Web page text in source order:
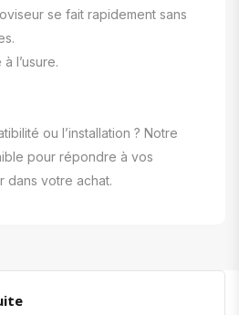
se fait rapidement sans
l’usure.
ou l’installation ? Notre
pour répondre à vos
dans votre achat.